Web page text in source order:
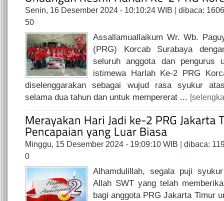
Senin, 16 Desember 2024 - 10:10:24 WIB
dibaca:
50
Assallamuallaikum Wr. Wb.
(PRG) Korcab Surabaya
seluruh anggota dan pengurus
istimewa Harlah Ke-2 PRG
diselenggarakan sebagai wujud rasa syukur
selama dua tahun dan untuk mempererat ...
Minggu, 15 Desember 2024 - 19:09:10 WIB
dibaca:
0
Alhamdulillah, segala puji
Allah SWT yang telah
bagi anggota PRG Jakarta Timur